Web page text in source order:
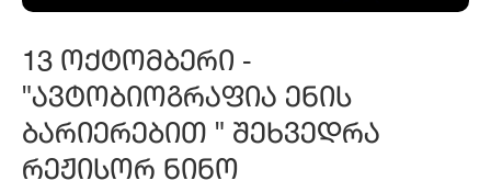
13 ᲝᲥᲢᲝᲛᲑᲔᲠᲘ -
"ᲐᲕᲢᲝᲑᲘᲝᲒᲠᲐᲤᲘᲐ ᲔᲜᲘᲡ
ᲑᲐᲠᲘᲔᲠᲔᲑᲘᲗ " ᲨᲔᲮᲕᲔᲓᲠᲐ
ᲠᲔᲟᲘᲡᲝᲠ ᲜᲘᲜᲝ